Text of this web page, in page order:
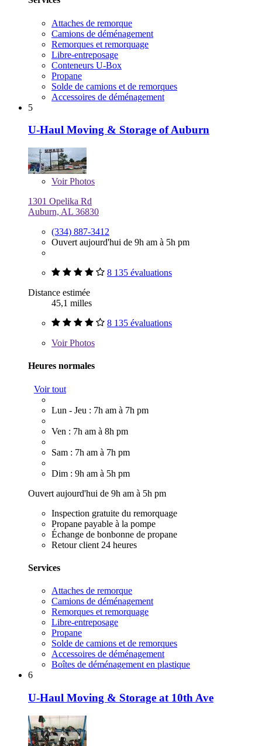
Attaches de remorque
Camions de déménagement
Remorques et remorquage
Libre-entreposage
Conteneurs U-Box
Propane
Solde de camions et de remorques
Accessoires de déménagement
5
U-Haul Moving & Storage of Auburn
VoirPhotos
1301 Opelika Rd
Auburn, AL 36830
(334) 887-3412
Ouvert aujourd'hui de 9h am à 5h pm
8 135 évaluations
Distance estimée
45,1 milles
8 135 évaluations
VoirPhotos
Heures normales
Voir tout
Lun - Jeu : 7h am à 7h pm
Ven : 7h am à 8h pm
Sam : 7h am à 7h pm
Dim : 9h am à 5h pm
Ouvert aujourd'hui de 9h am à 5h pm
Inspection gratuite du remorquage
Propane payable à la pompe
Échange de bonbonne de propane
Retour client 24 heures
Services
Attaches de remorque
Camions de déménagement
Remorques et remorquage
Libre-entreposage
Propane
Solde de camions et de remorques
Accessoires de déménagement
Boîtes de déménagement en plastique
6
U-Haul Moving & Storage at 10th Ave